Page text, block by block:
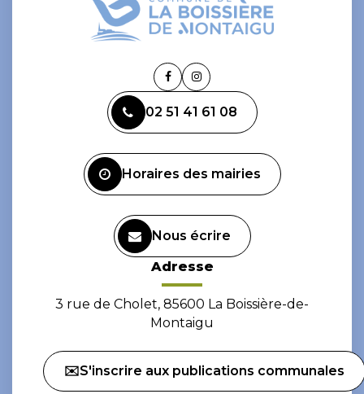
Lien
le
compte
Lien
le
compte
02 51 41 61 08
Horaires des mairies
Nous écrire
Adresse
3 rue de Cholet, 85600 La Boissière-de-
Montaigu
✉️S'inscrire aux publications communales